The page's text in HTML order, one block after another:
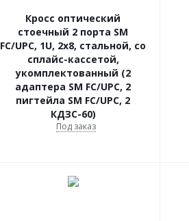
Кросс оптический
стоечный 2 порта SM
FC/UPC, 1U, 2х8, стальной, со
сплайс-кассетой,
укомплектованный (2
адаптера SM FC/UPC, 2
пигтейла SM FC/UPC, 2
КДЗС-60)
Под заказ